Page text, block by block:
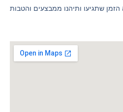
שתגיעו ותיהנו ממבצעים והטבות